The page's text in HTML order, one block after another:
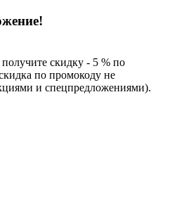
скидку - 5 % по
по промокоду не
и спецпредложениями).